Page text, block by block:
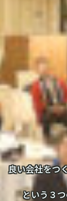
良い会社をつ
という３